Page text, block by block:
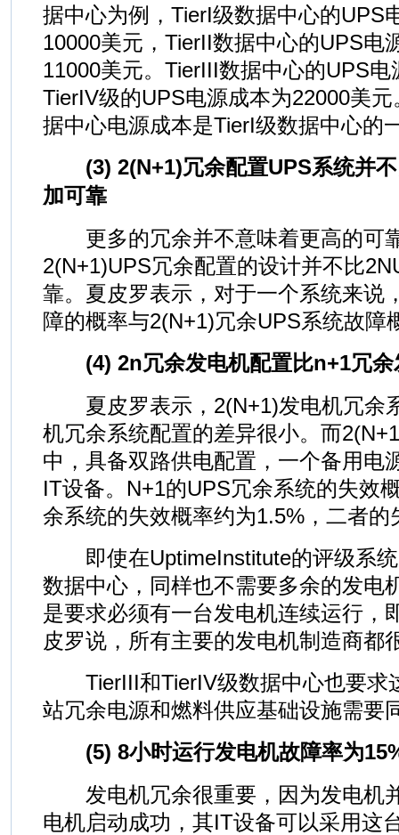
据中心为例，TierI级数据中心的UPS
10000美元，TierII数据中心的UPS电
11000美元。TierIII数据中心的UPS
TierIV级的UPS电源成本为22000美
据中心电源成本是TierI级数据中心的
(3) 2(N+1)冗余配置UPS系统并不
加可靠
更多的冗余并不意味着更高的可
2(N+1)UPS冗余配置的设计并不比
靠。夏皮罗表示，对于一个系统来说
障的概率与2(N+1)冗余UPS系统故障
(4) 2n冗余发电机配置比n+1冗余
夏皮罗表示，2(N+1)发电机冗余
机冗余系统配置的差异很小。而
中，具备双路供电配置，一个备用电
IT设备。N+1的UPS冗余系统的失效
余系统的失效概率约为1.5%，二者的
即使在UptimeInstitute的评级系统
数据中心，同样也不需要多余的发电
是要求必须有一台发电机连续运行，
皮罗说，所有主要的发电机制造商都
TierIII和TierIV级数据中心也要求
站冗余电源和燃料供应基础设施需要
(5) 8小时运行发电机故障率为
发电机冗余很重要，因为发电机
电机启动成功，其IT设备可以采用这